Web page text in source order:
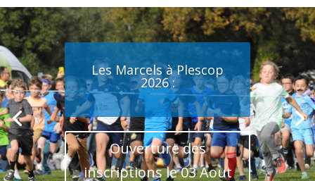
Les Marcels à Plescop
2026 :
Ouverture des
inscriptions le 03 Aout